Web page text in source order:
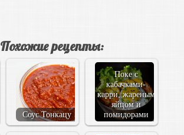
Похожие рецепты:
Соус Тонкацу
Поке с
кабачками-
карри, жареным
яйцом и
помидорами